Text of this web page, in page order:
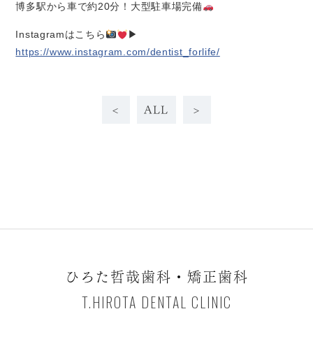
博多駅から車で約20分！大型駐車場完備
Instagramはこちら
▶︎
https://www.instagram.com/dentist_forlife/
< ALL >
ひろた哲哉歯科・矯正歯科
T.HIROTA DENTAL CLINIC